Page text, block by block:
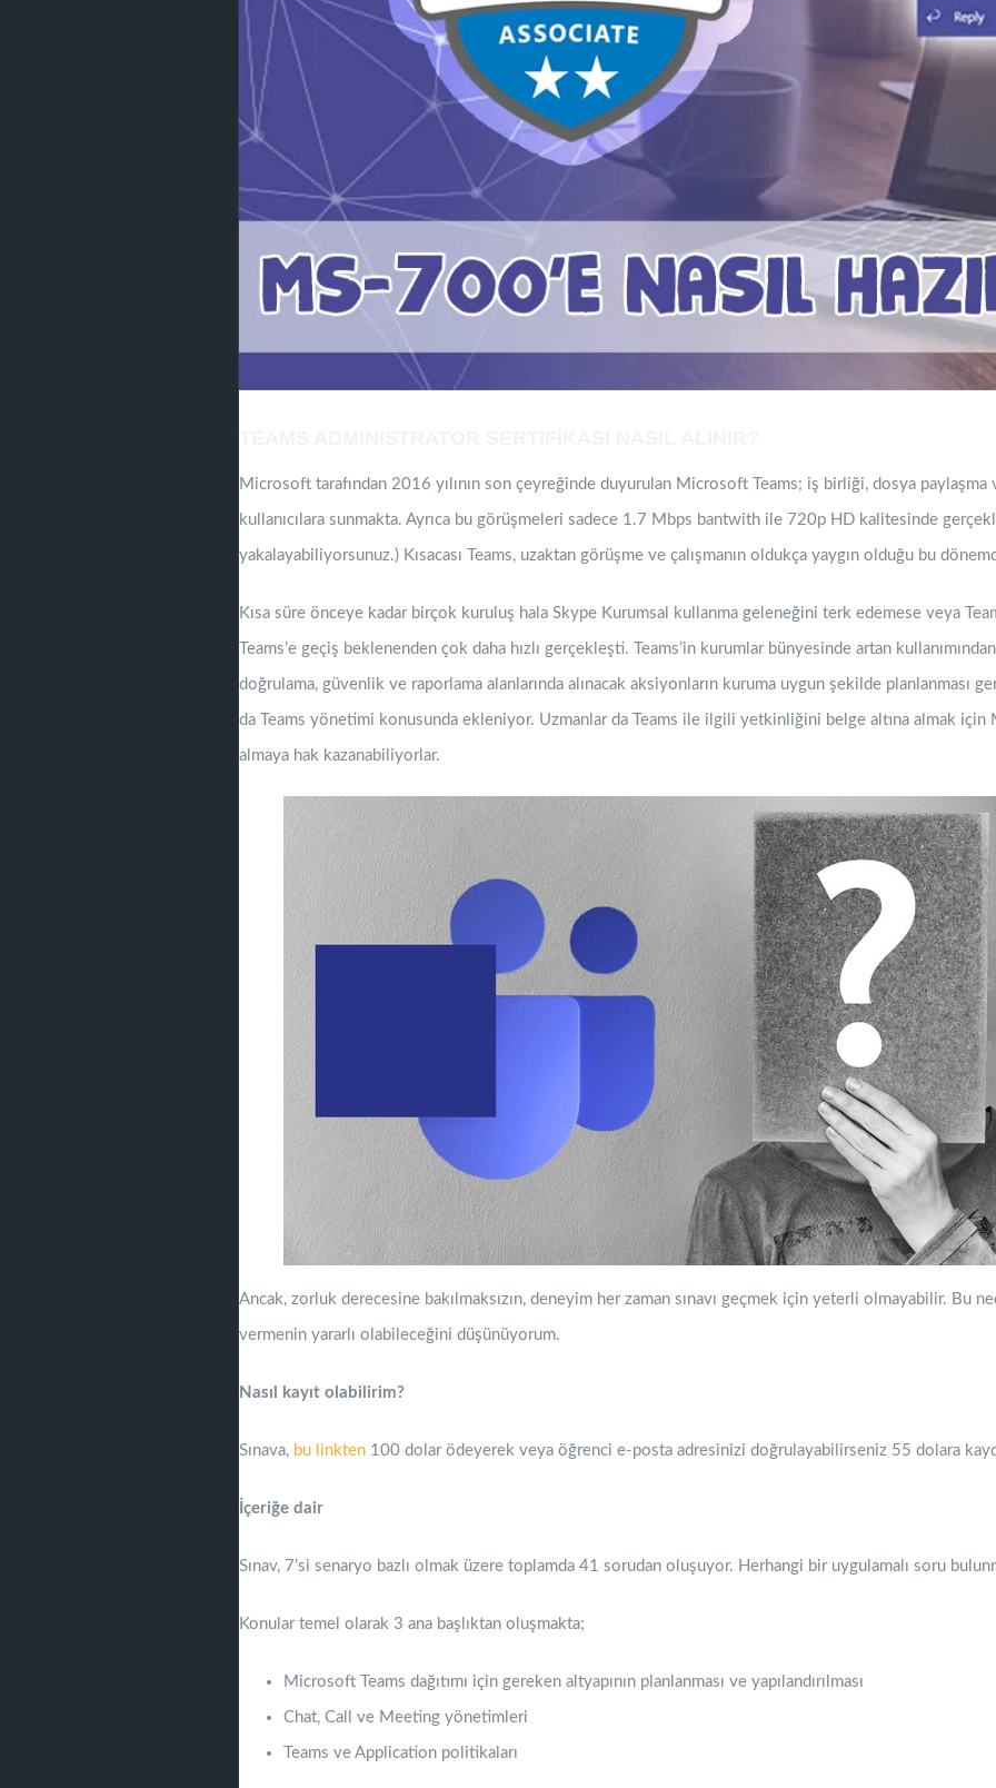
Microsoft tarafından 2016 yılının son çeyreğinde duyurulan Microsoft Teams; iş birliği, dosya
kullanıcılara sunmakta. Ayrıca bu görüşmeleri sadece 1.7 Mbps bantwith ile 720p HD kalitesinde
yakalayabiliyorsunuz.) Kısacası Teams, uzaktan görüşme ve çalışmanın oldukça yaygın olduğu bu
Kısa süre önceye kadar birçok kuruluş hala Skype Kurumsal kullanma geleneğini terk edemese veya
Teams’e geçiş beklenenden çok daha hızlı gerçekleşti. Teams’in kurumlar bünyesinde artan
doğrulama, güvenlik ve raporlama alanlarında alınacak aksiyonların kuruma uygun şekilde planlanması
da Teams yönetimi konusunda ekleniyor. Uzmanlar da Teams ile ilgili yetkinliğini belge altına almak için
almaya hak kazanabiliyorlar.
Ancak, zorluk derecesine bakılmaksızın, deneyim her zaman sınavı geçmek için yeterli olmayabilir. Bu
vermenin yararlı olabileceğini düşünüyorum.
Nasıl kayıt olabilirim?
Sınava, bu linkten 100 dolar ödeyerek veya öğrenci e-posta adresinizi doğrulayabilirseniz 55 dolara
İçeriğe dair
Sınav, 7’si senaryo bazlı olmak üzere toplamda 41 sorudan oluşuyor. Herhangi bir uygulamalı soru
Konular temel olarak 3 ana başlıktan oluşmakta;
Microsoft Teams dağıtımı için gereken altyapının planlanması ve yapılandırılması
Chat, Call ve Meeting yönetimleri
Teams ve Application politikaları